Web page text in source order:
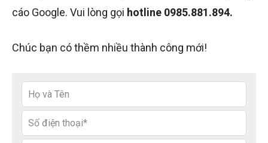
cáo Google. Vui lòng gọi hotline 0985.881.894.
Chúc bạn có thềm nhiều thành công mới!
Leave
this
field